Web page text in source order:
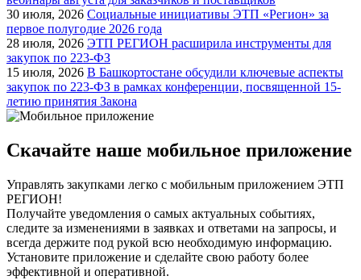
30 июля, 2026 Социальные инициативы ЭТП «Регион» за
первое полугодие 2026 года
28 июля, 2026 ЭТП РЕГИОН расширила инструменты для
закупок по 223-ФЗ
15 июля, 2026 В Башкортостане обсудили ключевые аспекты
закупок по 223-ФЗ в рамках конференции, посвященной 15-
летию принятия Закона
Скачайте наше мобильное приложение
Управлять закупками легко с мобильным приложением ЭТП
РЕГИОН!
Получайте уведомления о самых актуальных событиях,
следите за изменениями в заявках и ответами на запросы, и
всегда держите под рукой всю необходимую информацию.
Установите приложение и сделайте свою работу более
эффективной и оперативной.